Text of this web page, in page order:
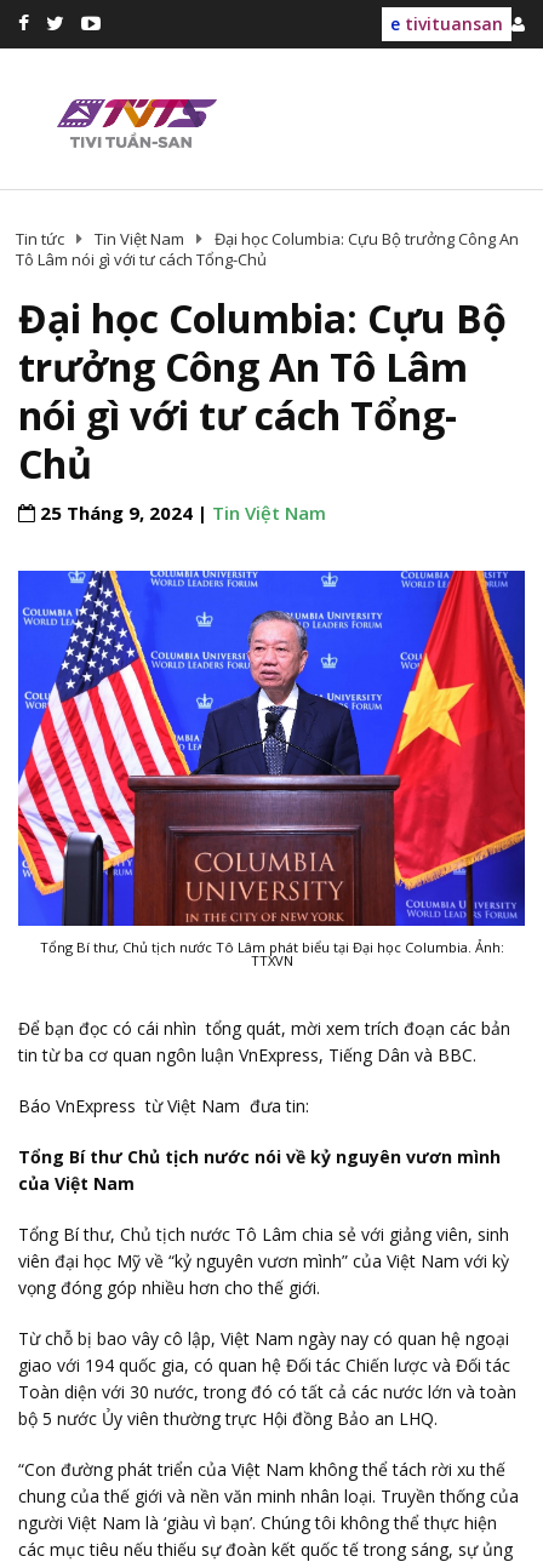
e tivituansan
Tin tức Tin Việt Nam
Đại học Columbia: Cựu Bộ trưởng Công An
Tô Lâm nói gì với tư cách Tổng-Chủ
Đại học Columbia: Cựu Bộ
trưởng Công An Tô Lâm
nói gì với tư cách Tổng-
Chủ
25 Tháng 9, 2024 | Tin Việt Nam
Tổng Bí thư, Chủ tịch nước Tô Lâm phát biểu tại Đại học Columbia. Ảnh:
TTXVN
Để bạn đọc có cái nhìn tổng quát, mời xem trích đoạn các bản
tin từ ba cơ quan ngôn luận VnExpress, Tiếng Dân và BBC.
Báo VnExpress từ Việt Nam đưa tin:
Tổng Bí thư Chủ tịch nước nói về kỷ nguyên vươn mình
của Việt Nam
Tổng Bí thư, Chủ tịch nước Tô Lâm chia sẻ với giảng viên, sinh
viên đại học Mỹ về “kỷ nguyên vươn mình” của Việt Nam với kỳ
vọng đóng góp nhiều hơn cho thế giới.
Từ chỗ bị bao vây cô lập, Việt Nam ngày nay có quan hệ ngoại
giao với 194 quốc gia, có quan hệ Đối tác Chiến lược và Đối tác
Toàn diện với 30 nước, trong đó có tất cả các nước lớn và toàn
bộ 5 nước Ủy viên thường trực Hội đồng Bảo an LHQ.
“Con đường phát triển của Việt Nam không thể tách rời xu thế
chung của thế giới và nền văn minh nhân loại. Truyền thống của
người Việt Nam là ‘giàu vì bạn’. Chúng tôi không thể thực hiện
các mục tiêu nếu thiếu sự đoàn kết quốc tế trong sáng, sự ủng